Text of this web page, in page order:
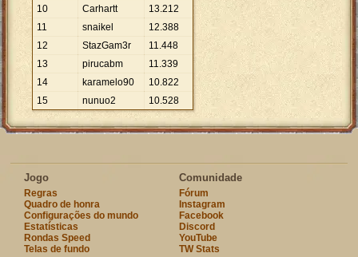
10
Carhartt 13.212
11
snaikel 12.388
12
StazGam3r 11.448
13
pirucabm 11.339
14
karamelo90 10.822
15
nunuo2 10.528
Jogo
Regras
Quadro de honra
Configurações do mundo
Estatísticas
Rondas Speed
Telas de fundo
Comunidade
Fórum
Instagram
Facebook
Discord
YouTube
TW Stats